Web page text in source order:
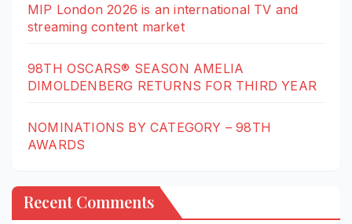
MIP London 2026 is an international TV and
streaming content market
98TH OSCARS® SEASON AMELIA
DIMOLDENBERG RETURNS FOR THIRD YEAR
NOMINATIONS BY CATEGORY – 98TH
AWARDS
Recent Comments